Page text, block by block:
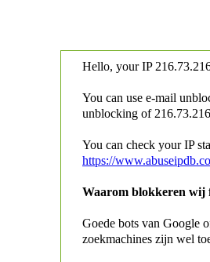
Hello, your IP
You can use e-mail
unblocking of
You can check your IP
https://
Waarom blokkeren wij
Goede bots van Google
zoekmachines zijn wel